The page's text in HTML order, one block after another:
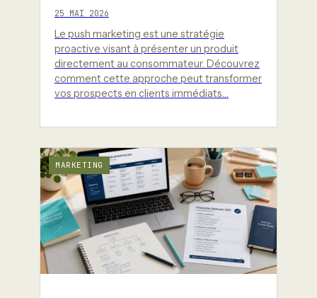
25 MAI 2026
Le push marketing est une stratégie
proactive visant à présenter un produit
directement au consommateur. Découvrez
comment cette approche peut transformer
vos prospects en clients immédiats…
MARKETING